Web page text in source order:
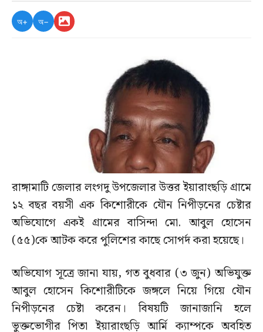
অ+ অ−
রাঙ্গামাটি জেলার লংগদু উপজেলার উত্তর ইয়ারাংছড়ি গ্রামে
১২ বছর বয়সী এক কিশোরীকে যৌন নিপীড়নের চেষ্টার
অভিযোগে একই গ্রামের বাসিন্দা মো. আবুল হোসেন
(৫৫)কে আটক করে পুলিশের কাছে সোপর্দ করা হয়েছে।
অভিযোগ সূত্রে জানা যায়, গত বুধবার (৩ জুন) অভিযুক্ত
আবুল হোসেন কিশোরীটিকে জঙ্গলে নিয়ে গিয়ে যৌন
নিপীড়নের চেষ্টা করেন। বিষয়টি জানাজানি হলে
ভুক্তভোগীর পিতা ইয়ারাংছড়ি আর্মি ক্যাম্পকে অবহিত